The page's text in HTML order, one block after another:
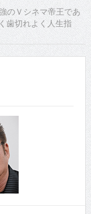
のＶシネマ帝王であ
歯切れよく人生指